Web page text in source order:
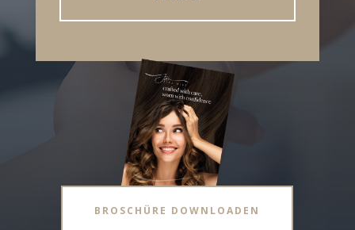
BROSCHÜRE DOWNLOADEN